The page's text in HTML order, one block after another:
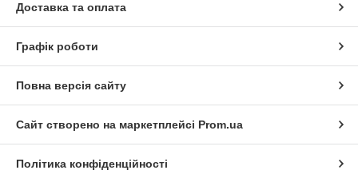
Доставка та оплата
Графік роботи
Повна версія сайту
Сайт створено на маркетплейсі Prom.ua
Політика конфіденційності